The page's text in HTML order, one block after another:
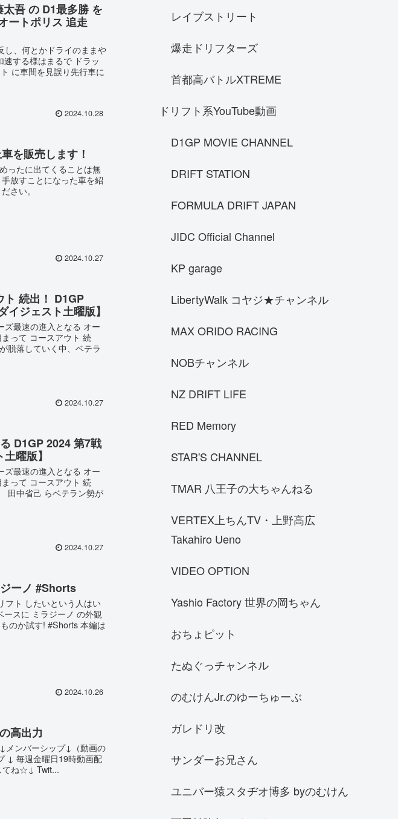
太吾 の D1最多勝 を
ートポリス 追走
し、何とかドライのままや
する様はまるで ドラッ
に車間を見誤り先行車に
2024.10.28
を販売します！
ったに出てくることは無
放すことになった車を紹
さい。
2024.10.27
ト 続出！ D1GP
ジェスト土曜版】
最速の進入となる オー
って コースアウト 続
脱落していく中、ベテラ
2024.10.27
D1GP 2024 第7戦
曜版】
最速の進入となる オー
って コースアウト 続
田中省己 らベテラン勢が
2024.10.27
ーノ #Shorts
フト したいという人はい
スに ミラジーノ の外観
のか試す! #Shorts 本編は
2024.10.26
高出力
メンバーシップ↓（動画の
↓ 毎週金曜日19時動画配
てね☆↓ Twit...
フェラーリ F40
フェアレディｓ３０
Hennessy venomGT
ケーニグセグ ジェスコ
SUBARU レヴォーグstisports
SRT Viper GTS
GT-R R33
prelude
Porsche Carrera GT
エンツォフェラーリ
S14前期シルビア
三菱 スタリオン
WRX STI VAB
ランボルギーニ チェンテナリオ
三菱 ランサーエボリューションⅦ
ロードスターNB8C
ランボルギーニ アヴェンタドールイオ
マクラーレンF1GTR
SUBARU BRZ
クラウンアスリートGRS180
スバル GC8インプレッサWRX 22B
シボレー・カマロ
シボレー コルベット
SKYLINE R30
シャア専用 オーリス
レイブストリート
爆走ドリフターズ
首都高バトルXTREME
ドリフト系YouTube動画
D1GP MOVIE CHANNEL
DRIFT STATION
FORMULA DRIFT JAPAN
JIDC Official Channel
KP garage
LibertyWalk コヤジ★チャンネル
MAX ORIDO RACING
NOBチャンネル
NZ DRIFT LIFE
RED Memory
STAR'S CHANNEL
TMAR 八王子の大ちゃんねる
VERTEX上ちんTV・上野高広
Takahiro Ueno
VIDEO OPTION
Yashio Factory 世界の岡ちゃん
おちょピット
たぬぐっチャンネル
のむけんJr.のゆーちゅーぶ
ガレドリ改
サンダーお兄さん
ユニバー猿スタヂオ博多 byのむけん